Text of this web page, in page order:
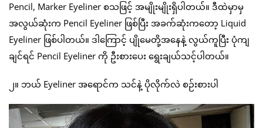
Pencil, Marker Eyeliner စသဖြင့် အမျိုးမျိုးရှိပါတယ်။ ဒီထဲမှာမှ
အလွယ်ဆုံးက Pencil Eyeliner ဖြစ်ပြီး အခက်ဆုံးကတော့ Liquid
Eyeliner ဖြစ်ပါတယ်။ ဒါကြောင့် ပျိုမေတို့အနေနဲ့ လွယ်ကူပြီး ပုံကျ
ချင်ရင် Pencil Eyeliner ကို ဦးစားပေး ရွေးချယ်သင့်ပါတယ်။
၂။ ဘယ် Eyeliner အရောင်က သင်နဲ့ ပိုလိုက်လဲ စဉ်းစားပါ